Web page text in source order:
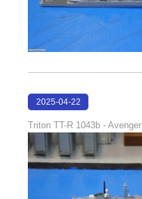
2025-04-22
Triton TT-R 1043b - Avenger